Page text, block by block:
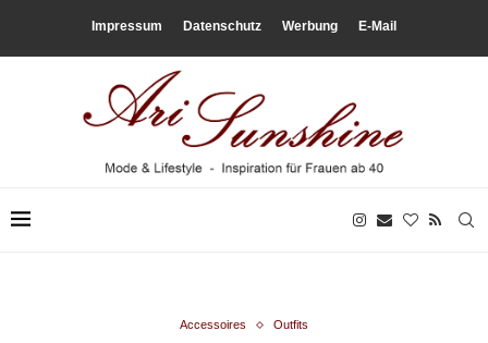
Impressum Datenschutz Werbung E-Mail
Accessoires Outfits